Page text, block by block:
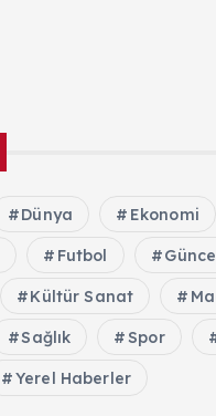
Dünya Ekonomi
Futbol
Kültür Sanat
Sağlık Spor
Yerel Haberler